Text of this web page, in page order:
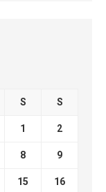
S S
1 2
8 9
15 16